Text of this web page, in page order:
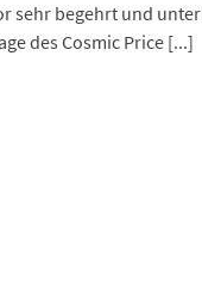
sehr begehrt und
des Cosmic Price [...]